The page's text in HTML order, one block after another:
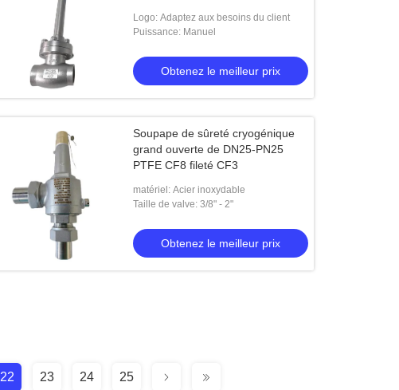
Logo: Adaptez aux besoins du client
Puissance: Manuel
Obtenez le meilleur prix
Soupape de sûreté cryogénique
grand ouverte de DN25-PN25
PTFE CF8 fileté CF3
matériel: Acier inoxydable
Taille de valve: 3/8" - 2"
Obtenez le meilleur prix
22 23 24 25